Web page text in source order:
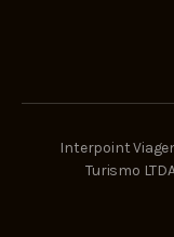
Interpoint
Turismo